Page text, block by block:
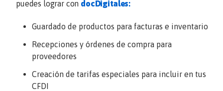
puedes lograr con docDigitales:
Guardado de productos para facturas e inventario
Recepciones y órdenes de compra para
proveedores
Creación de tarifas especiales para incluir en tus
CFDI